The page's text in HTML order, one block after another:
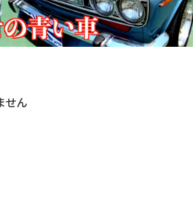
せん